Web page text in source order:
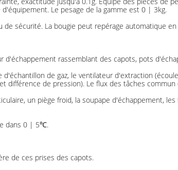
Le pesage de la gamme est 0 | 3kg.
sécurité. La bougie peut repérage automatique
d'échappement rassemblant des capots, pots
de gaz, le ventilateur d'extraction
différence de pression). Le flux des tâches commun
un piège froid, la soupape d'échappement,
dans 0 | 5℃.
de ces prises des capots.